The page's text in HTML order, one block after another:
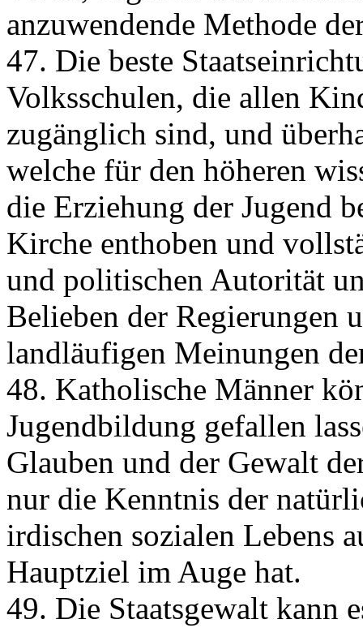
anzuwendende Methode
47. Die beste
Volksschulen, die allen
zugänglich sind, und
welche für den höheren
die Erziehung der Jugend
Kirche enthoben und
und politischen Autorität
Belieben der Regierungen
landläufigen Meinungen
48. Katholische Männer
Jugendbildung gefallen
Glauben und der Gewalt
nur die Kenntnis der
irdischen sozialen Lebens
Hauptziel im Auge hat.
49. Die Staatsgewalt kann